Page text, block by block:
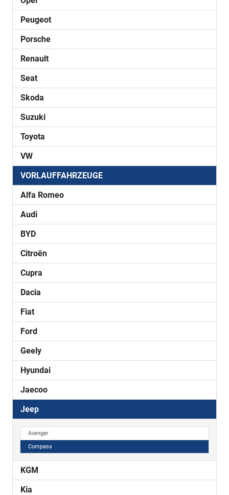
Peugeot
Porsche
Renault
Seat
Skoda
Suzuki
Toyota
VW
VORLAUFFAHRZEUGE
Alfa Romeo
Audi
BYD
Citroën
Cupra
Dacia
Fiat
Ford
Geely
Hyundai
Jaecoo
Jeep
Avenger
Compass
KGM
Kia